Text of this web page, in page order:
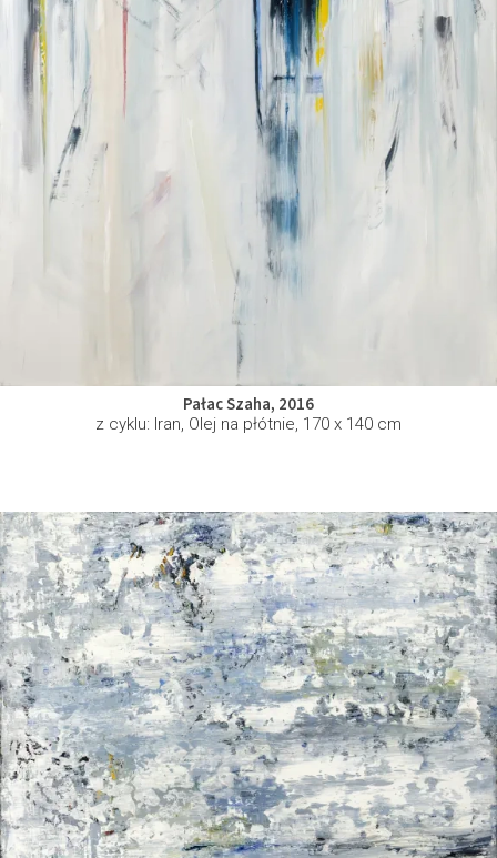
Pałac Szaha, 2016
z cyklu: Iran, Olej na płótnie, 170 x 140 cm